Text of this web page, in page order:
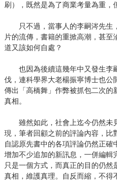
刷），既然是為了商業考量為重，
只不過，當事人的李嗣涔先生
片的流傳，書籍的重掀高潮，甚
道又該如何自處？
也因為後續這幾年中又發生李
伐，連科學界大老楊振寧博士也公
傳出「高橋舞」作弊被抓包二次的
真相。
雖然如此，社會上迄今仍然未
現，筆者回顧之前的評論內容，比
自認原先書中的各項評論仍然正確
增加不少追加的新訊息，一併編輯
只是一個方式，而真正的目的仍
真相，維護真理。自反而縮，不得